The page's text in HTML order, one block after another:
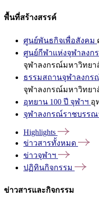
พื้นที่สร้างสรรค์
ศูนย์พันธกิจเพื่อสังคม
ศูนย์กีฬาแห่งจุฬาลงก
จุฬาลงกรณ์มหาวิทยา
ธรรมสถานจุฬาลงกร
จุฬาลงกรณ์มหาวิทยา
อุทยาน 100 ปี จุฬาฯ อุ
จุฬาลงกรณ์ราชบรรณ
Highlights
ข่าวสารทั้งหมด
ข่าวจุฬาฯ
ปฏิทินกิจกรรม
ข่าวสารและกิจกรรม